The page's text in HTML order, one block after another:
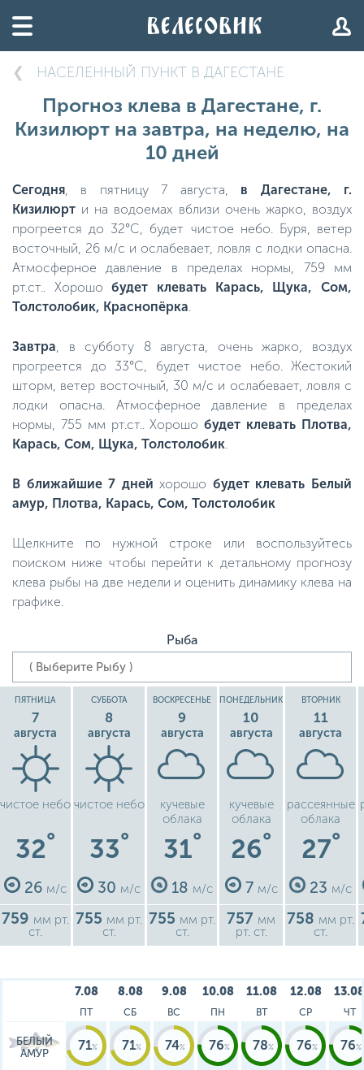
НАСЕЛЕННЫЙ ПУНКТ В ДАГЕСТАНЕ
Прогноз клева в Дагестане, г.
Кизилюрт на завтра, на неделю, на
10 дней
Сегодня, в пятницу 7 августа, в Дагестане, г.
Кизилюрт и на водоемах вблизи очень жарко, воздух
прогреется до 32°C, будет чистое небо. Буря, ветер
восточный, 26 м/с и ослабевает, ловля с лодки опасна.
Атмосферное давление в пределах нормы, 759 мм
рт.ст.. Хорошобудет клевать Карась, Щука, Сом,
Толстолобик, Краснопёрка.
Завтра, в субботу 8 августа, очень жарко, воздух
прогреется до 33°C, будет чистое небо. Жестокий
шторм, ветер восточный, 30 м/с и ослабевает, ловля с
лодки опасна. Атмосферное давление в пределах
нормы, 755 мм рт.ст.. Хорошобудет клевать Плотва,
Карась, Сом, Щука, Толстолобик.
В ближайшие 7 дней хорошо будет клевать Белый
амур, Плотва, Карась, Сом, Толстолобик
Щелкните по нужной строке или воспользуйтесь
поиском ниже чтобы перейти к детальному прогнозу
клева рыбы на две недели и оценить динамику клева на
графике.
Рыба
ПЯТНИЦА
7
августа
чистое небо
32°
26 м/с
759 мм рт.
ст.
СУББОТА
8
августа
чистое небо
33°
30 м/с
755 мм рт.
ст.
ВОСКРЕСЕНЬЕ
9
августа
кучевые
облака
31°
18 м/с
755 мм рт.
ст.
ПОНЕДЕЛЬНИК
10
августа
кучевые
облака
26°
7 м/с
757 мм
рт. ст.
ВТОРНИК
11
августа
рассеянные
облака
27°
23 м/с
758 мм рт.
ст.
7.08
ПТ
8.08
СБ
9.08
ВС
10.08
ПН
11.08
ВТ
12.08
СР
13.08
ЧТ
БЕЛЫЙ
АМУР
71 71 74 76 78 76 76